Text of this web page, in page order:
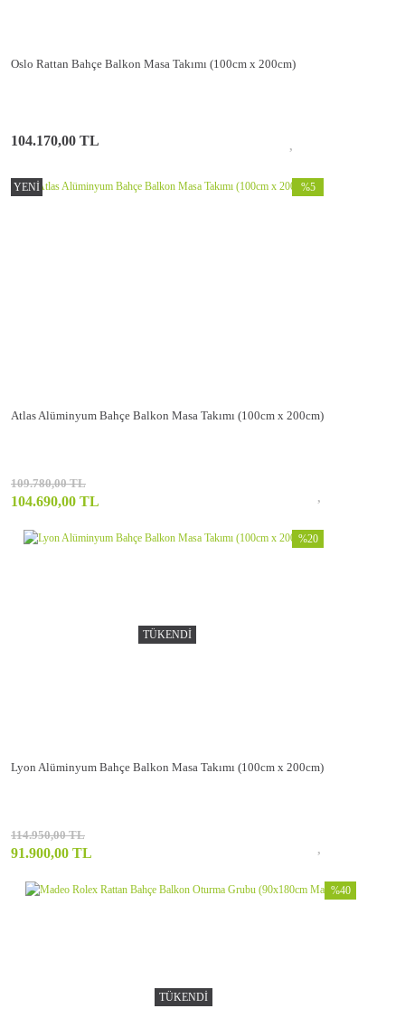
Oslo Rattan Bahçe Balkon Masa Takımı (100cm x 200cm)
104.170,00 TL
YENİ
Atlas Alüminyum Bahçe Balkon Masa Takımı (100cm x 200cm)
%5
109.780,00 TL
104.690,00 TL
TÜKENDİ
Lyon Alüminyum Bahçe Balkon Masa Takımı (100cm x 200cm)
%20
114.950,00 TL
91.900,00 TL
TÜKENDİ
%40